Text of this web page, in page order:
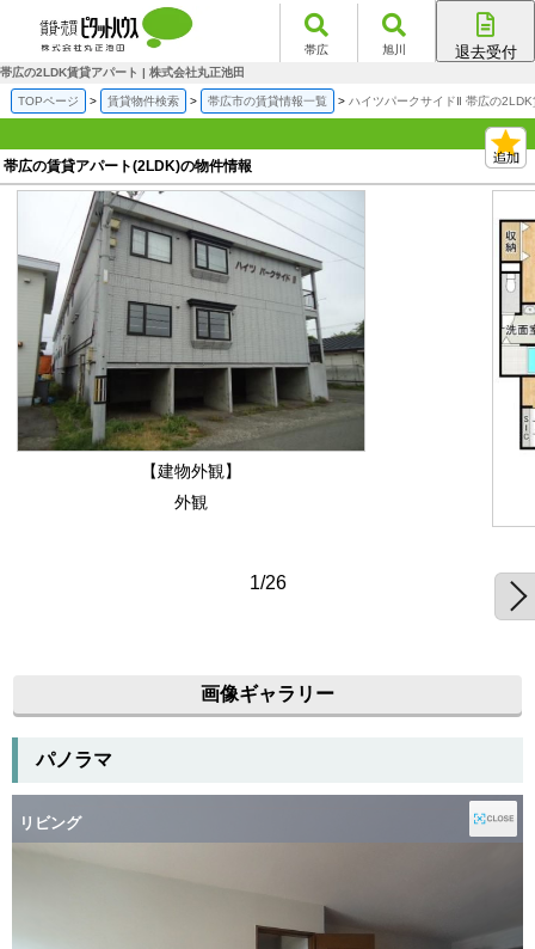
帯広 旭川 退去受付
帯広の2LDK賃貸アパート | 株式会社丸正池田
TOPページ 賃貸物件検索 帯広市の賃貸情報一覧 ハイツパークサイドⅡ 帯広の
帯広の賃貸アパート(2LDK)の物件情報
【建物外観】
外観
1/26
画像ギャラリー
パノラマ